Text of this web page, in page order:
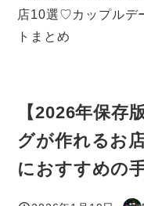
店10選♡カップルデ
トまとめ
【2026年保存
グが作れるお
におすすめの